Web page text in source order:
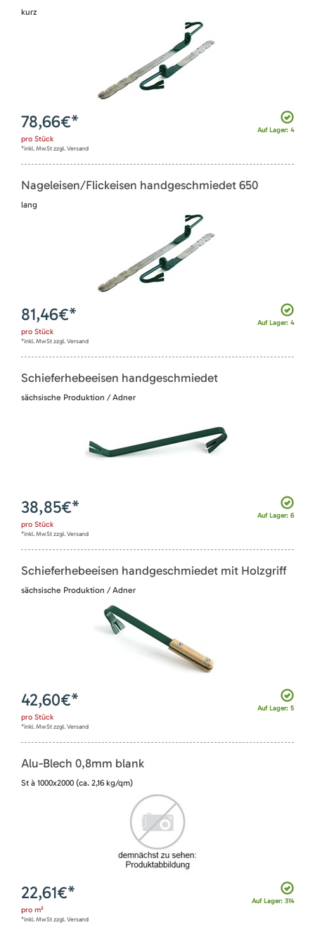
kurz
Auf Lager: 4
78,66€*
pro Stück
*inkl. MwSt zzgl. Versand
Nageleisen/Flickeisen handgeschmiedet 650
lang
Auf Lager: 4
81,46€*
pro Stück
*inkl. MwSt zzgl. Versand
Schieferhebeeisen handgeschmiedet
sächsische Produktion / Adner
Auf Lager: 6
38,85€*
pro Stück
*inkl. MwSt zzgl. Versand
Schieferhebeeisen handgeschmiedet mit Holzgriff
sächsische Produktion / Adner
Auf Lager: 5
42,60€*
pro Stück
*inkl. MwSt zzgl. Versand
Alu-Blech 0,8mm blank
St à 1000x2000 (ca. 2,16 kg/qm)
Auf Lager: 314
22,61€*
pro m²
*inkl. MwSt zzgl. Versand